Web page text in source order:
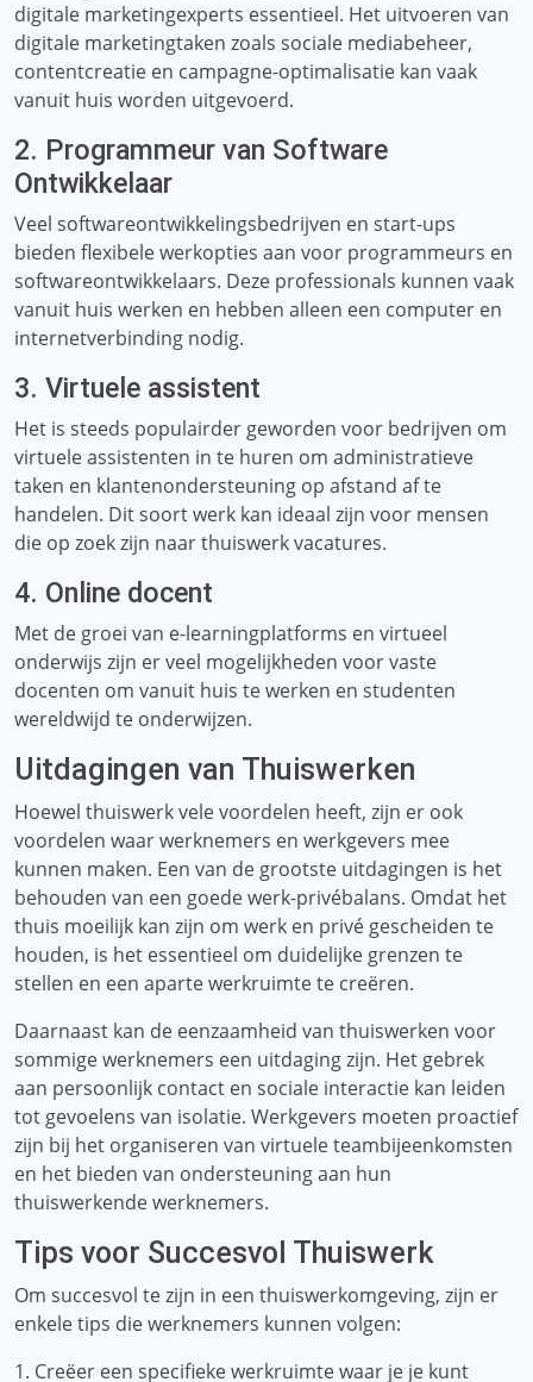
digitale marketingexperts essentieel. Het uitvoeren van
digitale marketingtaken zoals sociale mediabeheer,
contentcreatie en campagne-optimalisatie kan vaak
vanuit huis worden uitgevoerd.
2. Programmeur van Software
Ontwikkelaar
Veel softwareontwikkelingsbedrijven en start-ups
bieden flexibele werkopties aan voor programmeurs en
softwareontwikkelaars. Deze professionals kunnen vaak
vanuit huis werken en hebben alleen een computer en
internetverbinding nodig.
3. Virtuele assistent
Het is steeds populairder geworden voor bedrijven om
virtuele assistenten in te huren om administratieve
taken en klantenondersteuning op afstand af te
handelen. Dit soort werk kan ideaal zijn voor mensen
die op zoek zijn naar thuiswerk vacatures.
4. Online docent
Met de groei van e-learningplatforms en virtueel
onderwijs zijn er veel mogelijkheden voor vaste
docenten om vanuit huis te werken en studenten
wereldwijd te onderwijzen.
Uitdagingen van Thuiswerken
Hoewel thuiswerk vele voordelen heeft, zijn er ook
voordelen waar werknemers en werkgevers mee
kunnen maken. Een van de grootste uitdagingen is het
behouden van een goede werk-privébalans. Omdat het
thuis moeilijk kan zijn om werk en privé gescheiden te
houden, is het essentieel om duidelijke grenzen te
stellen en een aparte werkruimte te creëren.
Daarnaast kan de eenzaamheid van thuiswerken voor
sommige werknemers een uitdaging zijn. Het gebrek
aan persoonlijk contact en sociale interactie kan leiden
tot gevoelens van isolatie. Werkgevers moeten proactief
zijn bij het organiseren van virtuele teambijeenkomsten
en het bieden van ondersteuning aan hun
thuiswerkende werknemers.
Tips voor Succesvol Thuiswerk
Om succesvol te zijn in een thuiswerkomgeving, zijn er
enkele tips die werknemers kunnen volgen:
1. Creëer een specifieke werkruimte waar je je kunt